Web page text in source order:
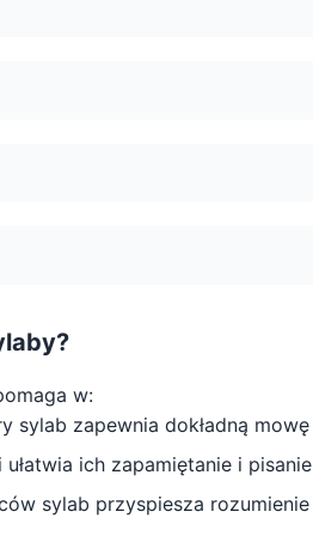
w:
zapewnia dokładną mowę
ich zapamiętanie i pisanie
sylab przyspiesza rozumienie